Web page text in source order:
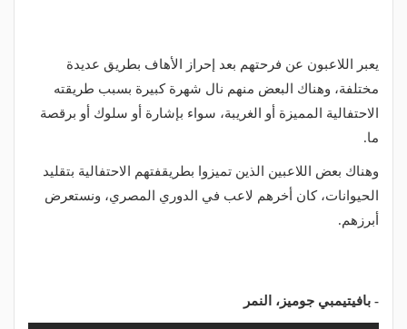
يعبر اللاعبون عن فرحتهم بعد إحراز الأهاف بطريق عديدة
مختلفة، وهناك البعض منهم نال شهرة كبيرة بسبب طريقته
الاحتفالية المميزة أو الغريبة، سواء بإشارة أو سلوك أو برقصة
ما.
وهناك بعض اللاعبين الذين تميزوا بطريقفتهم الاحتفالية بتقليد
الحيوانات، كان أخرهم لاعب في الدوري المصري، ونستعرض
أبرزهم.
- بافيتيمبي جوميز، النمر